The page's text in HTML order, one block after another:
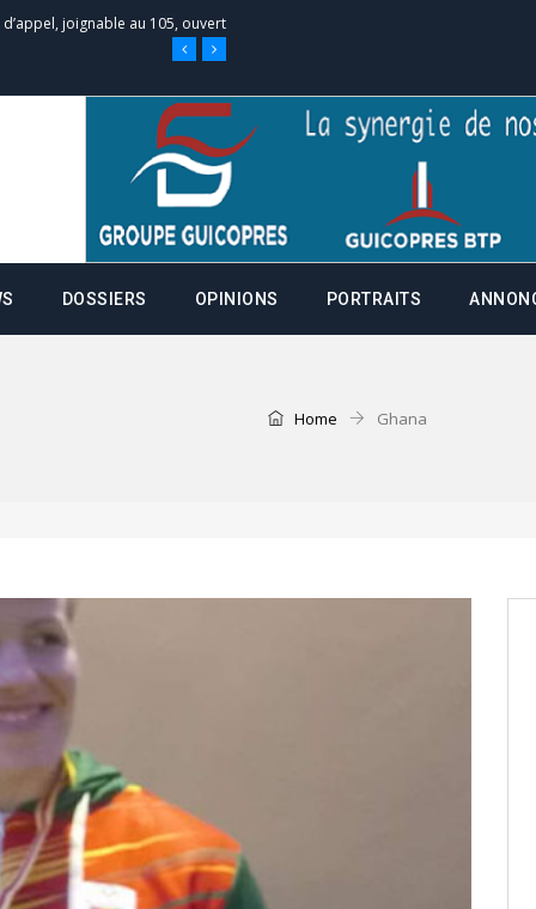
d’appel, joignable au 105, ouvert
campagnes ce jeudi 28 mai à
de la fiche de procuration
Administratives de
de serment et à une
informations à transmettre
provisoires et des
ce 4 juin à 18h
partiels des élections de mai
partiels des élections de mai
DOSSIERS OPINIONS PORTRAITS
Home Ghana